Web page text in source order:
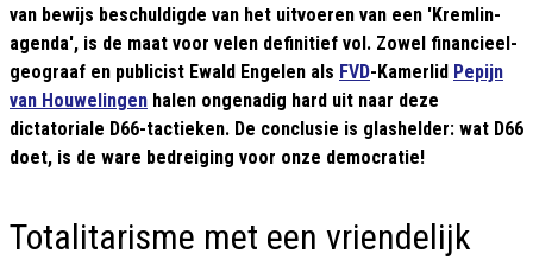
van bewijs beschuldigde van het uitvoeren van een 'Kremlin-
agenda', is de maat voor velen definitief vol. Zowel financieel-
geograaf en publicist Ewald Engelen als FVD-Kamerlid Pepijn
van Houwelingen halen ongenadig hard uit naar deze
dictatoriale D66-tactieken. De conclusie is glashelder: wat D66
doet, is de ware bedreiging voor onze democratie!
Totalitarisme met een vriendelijk